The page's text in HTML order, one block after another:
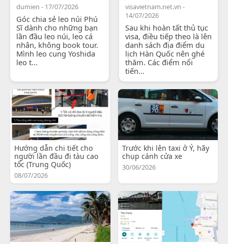
dumien - 17/07/2026
Góc chia sẻ leo núi Phú
Sĩ dành cho những bạn
lần đầu leo núi, leo cá
nhân, không book tour.
Mình leo cung Yoshida
leo t...
visavietnam.net.vn -
14/07/2026
Sau khi hoàn tất thủ tục
visa, điều tiếp theo là lên
danh sách địa điểm du
lịch Hàn Quốc nên ghé
thăm. Các điểm nổi
tiến...
Hướng dẫn chi tiết cho
người lần đầu đi tàu cao
tốc (Trung Quốc)
08/07/2026
Trước khi lên taxi ở Ý, hãy
chụp cánh cửa xe
30/06/2026